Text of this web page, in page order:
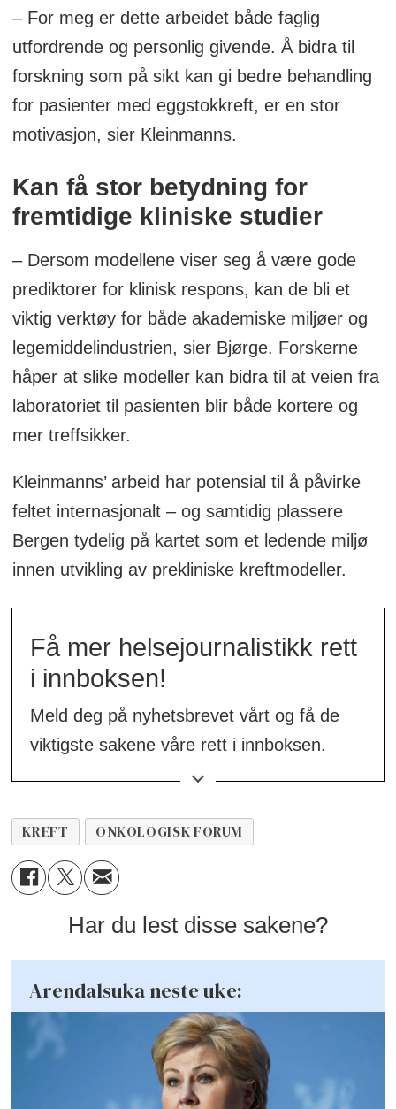
– For meg er dette arbeidet både faglig
utfordrende og personlig givende. Å bidra til
forskning som på sikt kan gi bedre behandling
for pasienter med eggstokkreft, er en stor
motivasjon, sier Kleinmanns.
Kan få stor betydning for
fremtidige kliniske studier
– Dersom modellene viser seg å være gode
prediktorer for klinisk respons, kan de bli et
viktig verktøy for både akademiske miljøer og
legemiddelindustrien, sier Bjørge. Forskerne
håper at slike modeller kan bidra til at veien fra
laboratoriet til pasienten blir både kortere og
mer treffsikker.
Kleinmanns’ arbeid har potensial til å påvirke
feltet internasjonalt – og samtidig plassere
Bergen tydelig på kartet som et ledende miljø
innen utvikling av prekliniske kreftmodeller.
Få mer helsejournalistikk rett
i innboksen!
Meld deg på nyhetsbrevet vårt og få de
viktigste sakene våre rett i innboksen.
KREFT ONKOLOGISK FORUM
Har du lest disse sakene?
Arendalsuka neste uke: